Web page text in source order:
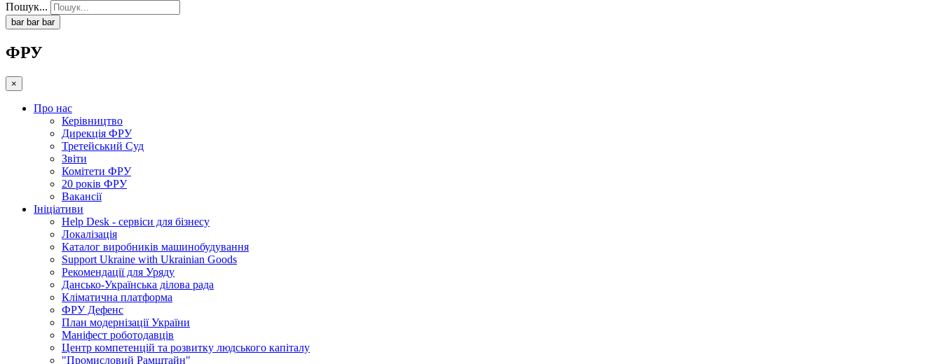
Пошук...
bar bar bar
ФРУ
×
Про нас
Керівництво
Дирекція ФРУ
Третейський Суд
Звіти
Комітети ФРУ
20 років ФРУ
Вакансії
Ініціативи
Help Desk - сервіси для бізнесу
Локалізація
Каталог виробників машинобудування
Support Ukraine with Ukrainian Goods
Рекомендації для Уряду
Дансько-Українська ділова рада
Кліматична платформа
ФРУ Дефенс
План модернізації України
Маніфест роботодавців
Центр компетенцій та розвитку людського капіталу
"Промисловий Рамштайн"